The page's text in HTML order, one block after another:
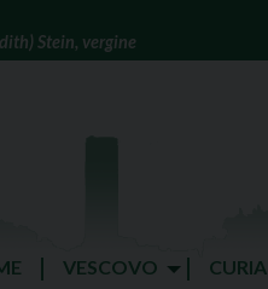
Stein, vergine
VESCOVO CURIA